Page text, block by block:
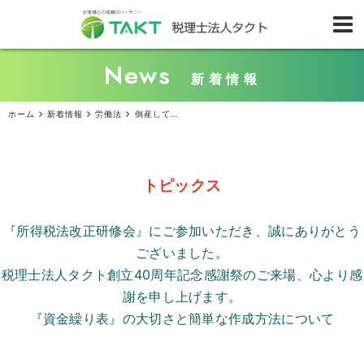
News 新着情報
ホーム 新着情報 労働法 倒産しても企業の責任は残る？ 従業員に認められる『労働債権』とは
トピックス
『所得税法改正研修会』にご参加いただき、誠にありがとう
ございました。
税理士法人タクト創立40周年記念感謝祭のご来場、心より感
謝を申し上げます。
『資金繰り表』の大切さと簡単な作成方法について